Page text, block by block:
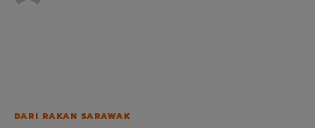
DARI RAKAN SARAWAK